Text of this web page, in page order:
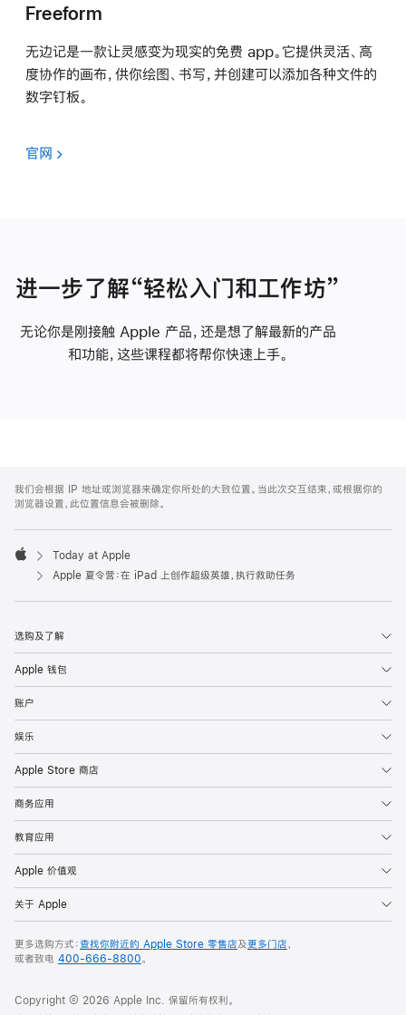
Freeform
无边记是一款让灵感变为现实的免费 app。它提供灵活、高
度协作的画布，供你绘图、书写，并创建可以添加各种文件的
数字钉板。
官网
进一步了解“轻松入门和工作坊”
无论你是刚接触 Apple 产品，还是想了解最新的产品
和功能，这些课程都将帮你快速上手。
Footer
我们会根据 IP 地址或浏览器来确定你所处的大致位置。当此次交互结束，或根据你的
浏览器设置，此位置信息会被删除。
Apple
Today at Apple
Apple 夏令营：在 iPad 上创作超级英雄，执行救助任务
选购及了解
Apple 钱包
账户
娱乐
Apple Store 商店
商务应用
教育应用
Apple 价值观
关于 Apple
更多选购方式：查找你附近的 Apple Store 零售店及更多门店，
或者致电 400-666-8800。
Copyright © 2026 Apple Inc. 保留所有权利。